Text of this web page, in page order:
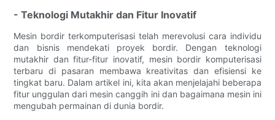
- Teknologi Mutakhir dan Fitur Inovatif
Mesin bordir terkomputerisasi telah merevolusi cara individu
dan bisnis mendekati proyek bordir. Dengan teknologi
mutakhir dan fitur-fitur inovatif, mesin bordir komputerisasi
terbaru di pasaran membawa kreativitas dan efisiensi ke
tingkat baru. Dalam artikel ini, kita akan menjelajahi beberapa
fitur unggulan dari mesin canggih ini dan bagaimana mesin ini
mengubah permainan di dunia bordir.